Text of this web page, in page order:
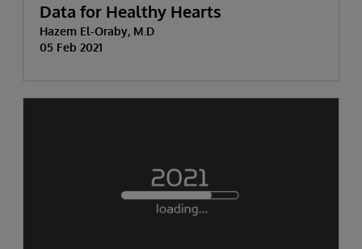
Data for Healthy Hearts
Hazem El-Oraby, M.D
05 Feb 2021